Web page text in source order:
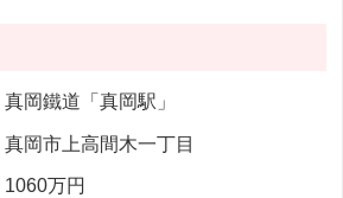
真岡鐵道「真岡駅」
真岡市上高間木一丁目
1060万円